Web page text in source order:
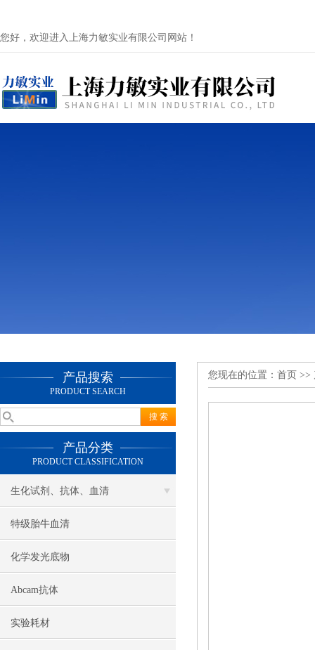
您好，欢迎进入上海力敏实业有限公司网站！
产品搜索
PRODUCT SEARCH
产品分类
PRODUCT CLASSIFICATION
生化试剂、抗体、血清
特级胎牛血清
化学发光底物
Abcam抗体
实验耗材
您现在的位置： 首页 >>